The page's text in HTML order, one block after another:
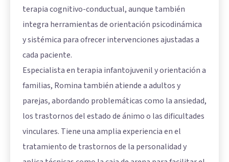
terapia cognitivo-conductual, aunque también
integra herramientas de orientación psicodinámica
y sistémica para ofrecer intervenciones ajustadas a
cada paciente.
Especialista en terapia infantojuvenil y orientación a
familias, Romina también atiende a adultos y
parejas, abordando problemáticas como la ansiedad,
los trastornos del estado de ánimo o las dificultades
vinculares. Tiene una amplia experiencia en el
tratamiento de trastornos de la personalidad y